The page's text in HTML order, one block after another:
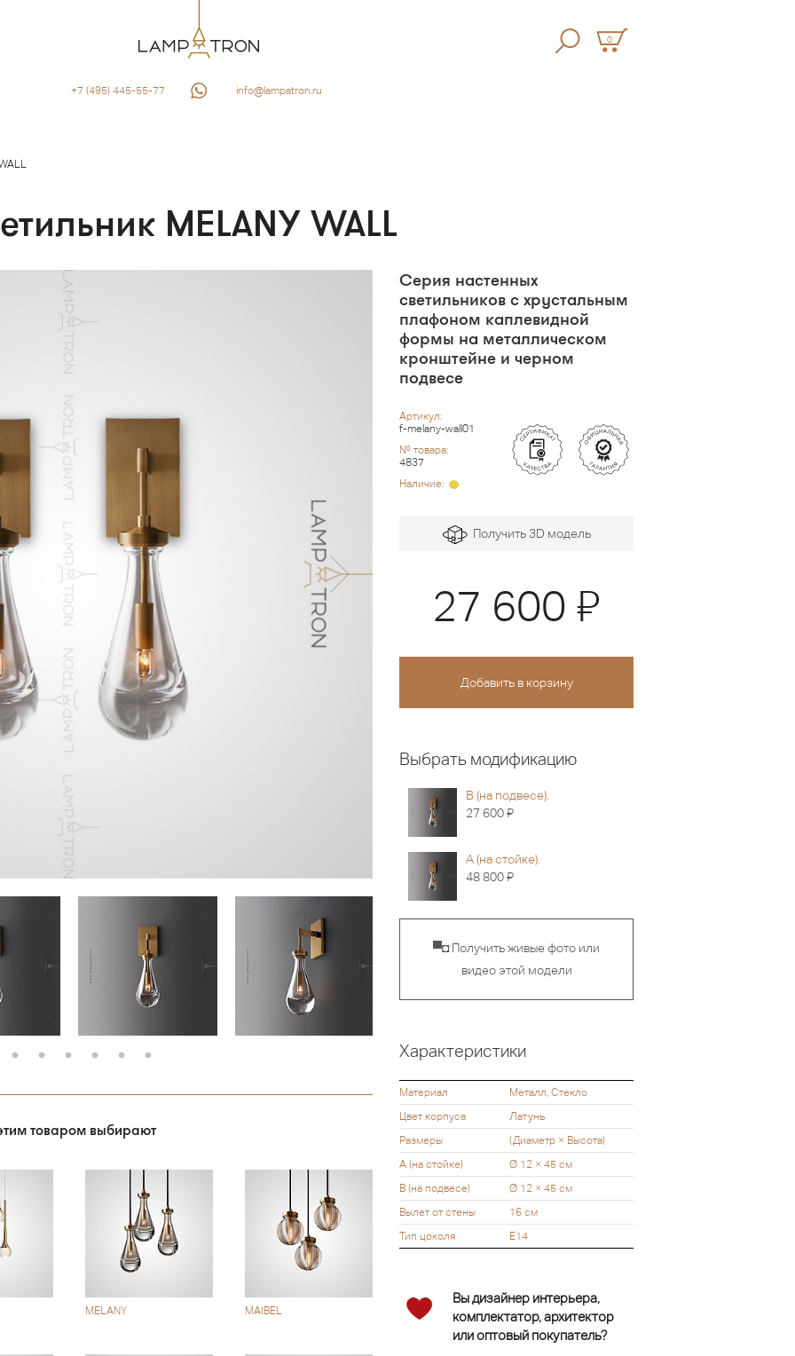
0
+7 (495) 445-55-77 info@lampatron.ru
MELANY WALL
товаром выбирают
MELANY MAIBEL
Серия настенных
светильников с хрустальным
плафоном каплевидной
формы на металлическом
кронштейне и черном
подвесе
Артикул:
f-melany-wall01
№ товара:
4837
Наличие:
Получить 3D модель
27 600 Я
Выбрать модификацию
B (на подвесе).
27 600Я
А (на стойке).
48 800Я
▀◘ Получить живые фото или
видео этой модели
Характеристики
Материал
Металл, Стекло
Цвет корпуса
Латунь
Размеры
(Диаметр × Высота)
А (на стойке)
Ø 12 × 45 см
В (на подвесе)
Ø 12 × 45 см
Вылет от стены
16 см
Тип цоколя
E14
Вы дизайнер интерьера,
комплектатор, архитектор
или оптовый покупатель?